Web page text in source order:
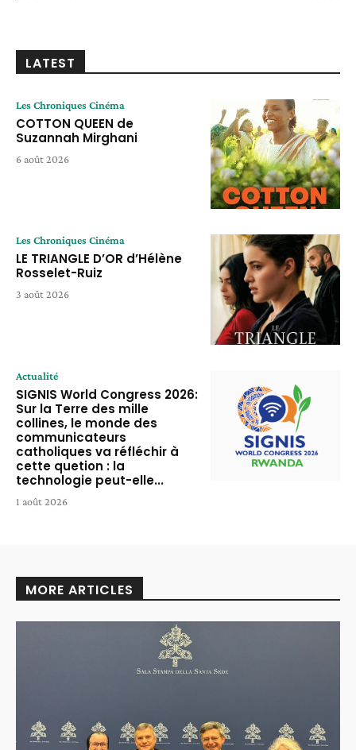
LATEST
Les Chroniques Cinéma
COTTON QUEEN de
Suzannah Mirghani
6 août 2026
Les Chroniques Cinéma
LE TRIANGLE D’OR d’Hélène
Rosselet-Ruiz
3 août 2026
Actualité
SIGNIS World Congress 2026:
Sur la Terre des mille
collines, le monde des
communicateurs
catholiques va réfléchir à
cette quetion : la
technologie peut-elle...
1 août 2026
MORE ARTICLES